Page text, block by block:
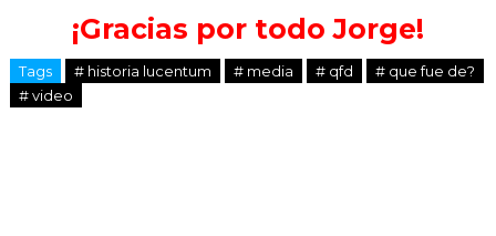
¡Gracias por todo Jorge!
Tags # historia lucentum # media # qfd
# que fue de?
# video